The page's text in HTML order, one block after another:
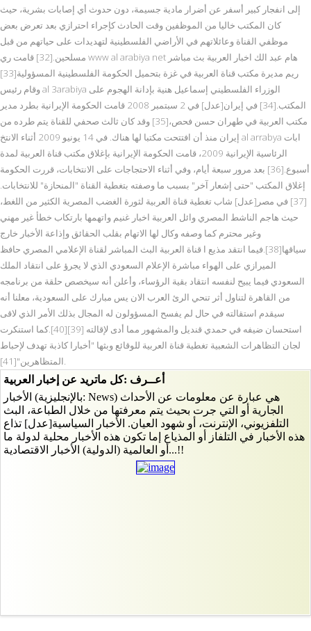
إلى انفجار كبير أسفر عن أضرار مادية جسيمة، دون حدوث أي إصابات بشرية، حيث
كان المكتب خاليا من الموظفين وقت الحادث كإجراء احترازي بعد تعرض بعض
موظفي القناة وعائلاتهم في الأراضي الفلسطينية لتهديدات على حياتهم من قبل
مسلحين.[32] قامت ري www al arabiya net هام عبد الك اخبار العربية بث مباشر
ريم مديرة مكتب قناة العربية في غزة بتحميل الحكومة الفلسطينية المسؤولية[33]
وقام رئيس al 3arabiya الوزراء الفلسطيني إسماعيل هنية بإدانة الهجوم على
المكتب.[34] في إيران[عدل] في 2 سبتمبر 2008 قامت الحكومة الإيرانية بطرد مدير
مكتب العربية في طهران حسن فحص،[35] وقد كان ثالث صحفي للقناة يتم طرده من
إيران منذ أن افتتحت مكتبا لها هناك. في 14 يونيو 2009 أثناء الانتخ al arrabya ابات
الرئاسية الإيرانية 2009، قامت الحكومة الإيرانية بإغلاق مكتب قناة العربية لمدة
أسبوع.[36] بعد مرور سبعة أيام، وفي أثناء الاحتجاجات على الانتخابات، قررت الحكومة
إغلاق المكتب "حتى إشعار آخر" بسبب ما وصفته بتغطية القناة "المنحازة" للانتخابات.
[37] في مصر[عدل] شاب تغطية قناة العربية لثورة الغضب المصرية الكثير من اللغط،
حيث هاجم الناشط المصري وائل العربية اخبار غنيم واتهمها بارتكاب خطأ غير مهني
وغير محترم كما وصفه وكال لها الاتهام بقلب الحقائق وإذاعة الأخبار خارج
سياقها[38].فيما انتقد مذيع ا قناة العربية البث المباشر لقناة الإعلامي المصري حافظ
الميرازي على الهواء مباشرة الإعلام السعودي الذي لا يجرؤ على انتقاد الملك
السعودي فيما يبيح لنفسه انتقاد بقية الرؤساء، وأعلن أنه سيخصص حلقة من برنامجه
من القاهرة لتناول أثر تنحي الرئ العرب الان يس مبارك على السعودية، معلنا أنه
سيقدم استقالته في حال لم يفسح المسؤولون له المجال بذلك الأمر الذي لاقى
استحسان ضيفه في حمدي قنديل والمشهور مما أدى لإقالته [39][40].كما استنكرت
لجان التظاهرات الشعبية تغطية قناة العربية للوقائع وبثها "أخبارا كاذبة تهدف لإحباط
المتظاهرين"[41].